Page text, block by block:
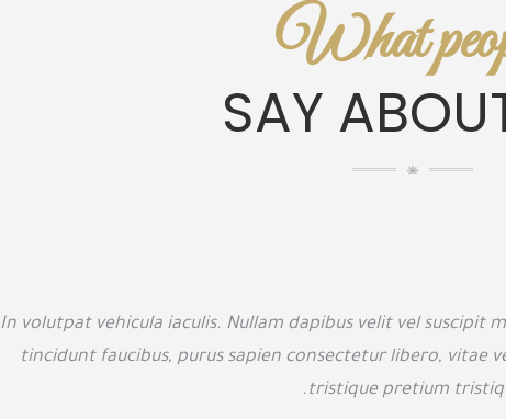
What
SAY
In volutpat vehicula iaculis. Nullam dapibus velit vel suscipit
tincidunt faucibus, purus sapien consectetur libero, vitae
tristique pretium